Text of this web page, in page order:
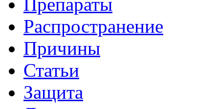
Распространение
Причины
Статьи
Защита